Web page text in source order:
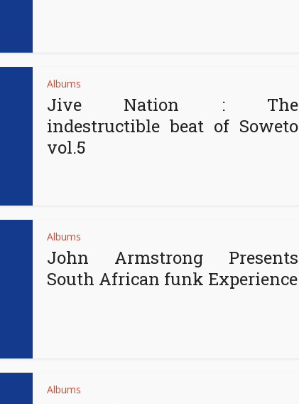
Albums
Jive Nation : The
indestructible beat of Soweto
vol.5
Albums
John Armstrong Presents
South African funk Experience
Albums